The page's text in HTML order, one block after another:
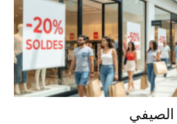
الصيفي